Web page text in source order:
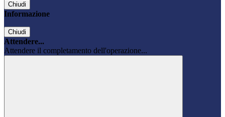
Chiudi
Informazione
Chiudi
Attendere...
Attendere il completamento dell'operazione...